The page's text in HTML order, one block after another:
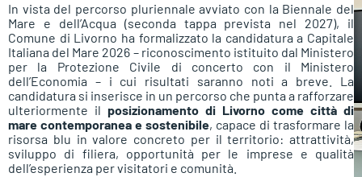
In vista del percorso pluriennale avviato con la Biennale del
Mare e dell’Acqua (seconda tappa prevista nel 2027), il
Comune di Livorno ha formalizzato la candidatura a Capitale
Italiana del Mare 2026 – riconoscimento istituito dal Ministero
per la Protezione Civile di concerto con il Ministero
dell’Economia – i cui risultati saranno noti a breve. La
candidatura si inserisce in un percorso che punta a rafforzare
ulteriormente il posizionamento di Livorno come città di
mare contemporanea e sostenibile, capace di trasformare la
risorsa blu in valore concreto per il territorio: attrattività,
sviluppo di filiera, opportunità per le imprese e qualità
dell’esperienza per visitatori e comunità.